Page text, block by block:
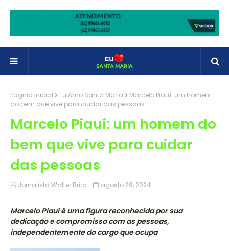
Página inicial Eu Amo Santa Maria
Marcelo Piauí: um homem
do bem que vive para cuidar das pessoas
Marcelo Piauí: um homem do
bem que vive para cuidar
das pessoas
Jornalista Walter Brito agosto 29, 2024
Marcelo Piauí é uma figura reconhecida por sua
dedicação e compromisso com as pessoas,
independentemente do cargo que ocupa